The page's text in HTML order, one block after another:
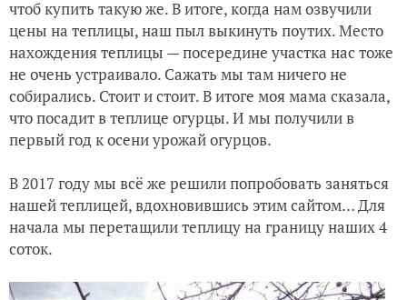
чтоб купить такую же. В итоге, когда нам озвучили
цены на теплицы, наш пыл выкинуть поутих. Место
нахождения теплицы — посередине участка нас тоже
не очень устраивало. Сажать мы там ничего не
собирались. Стоит и стоит. В итоге моя мама сказала,
что посадит в теплице огурцы. И мы получили в
первый год к осени урожай огурцов.
В 2017 году мы всё же решили попробовать заняться
нашей теплицей, вдохновившись этим сайтом… Для
начала мы перетащили теплицу на границу наших 4
соток.